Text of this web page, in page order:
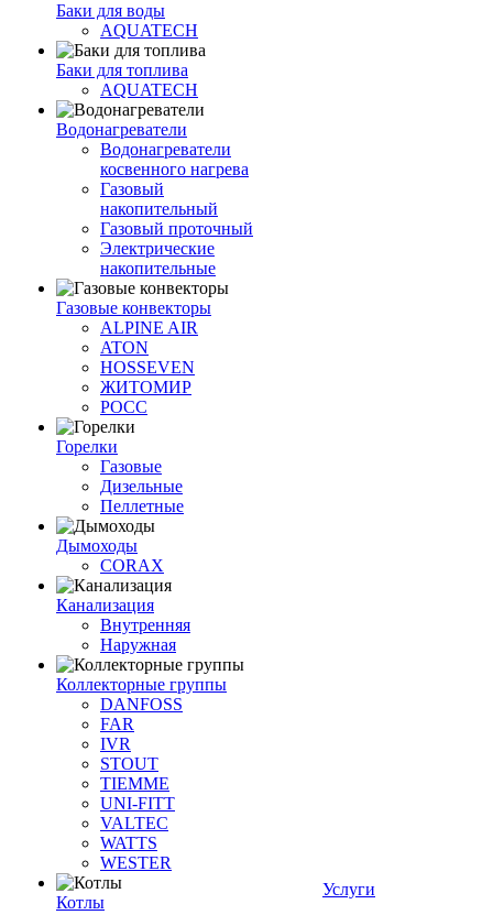
Баки для воды
AQUATECH
Баки для топлива
AQUATECH
Водонагреватели
Водонагреватели
косвенного нагрева
Газовый
накопительный
Газовый проточный
Электрические
накопительные
Газовые конвекторы
ALPINE AIR
ATON
HOSSEVEN
ЖИТОМИР
РОСС
Горелки
Газовые
Дизельные
Пеллетные
Дымоходы
CORAX
Канализация
Внутренняя
Наружная
Коллекторные группы
DANFOSS
FAR
IVR
STOUT
TIEMME
UNI-FITT
VALTEC
WATTS
WESTER
Котлы
Услуги